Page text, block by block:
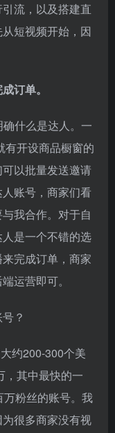
流，以及搭建直
短视频开始，因
订单。
什么是达人。一
有开设商品橱窗的
以批量发送邀请
账号，商家们看
我合作。对于自
是一个不错的选
完成订单，商家
运营即可。
约200-300个美
，其中最快的一
粉丝的账号。我
很多商家没有视